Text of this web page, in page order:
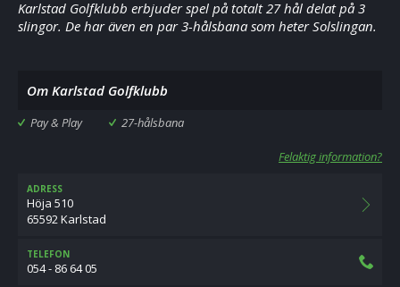
Karlstad Golfklubb erbjuder spel på totalt 27 hål delat på 3
slingor. De har även en par 3-hålsbana som heter Solslingan.
Om Karlstad Golfklubb
Pay & Play 27-hålsbana
Felaktig information?
ADRESS
Höja 510
65592 Karlstad
TELEFON
054 - 86 64 05